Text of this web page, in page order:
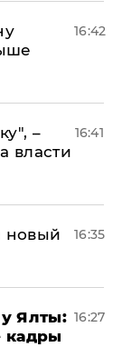
16:42
–
власти
16:41
новый
16:35
Ялты:
кадры
16:27